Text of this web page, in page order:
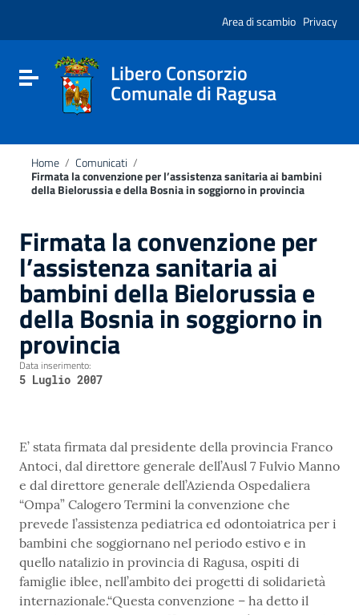
sito
include
Vai al footer
Area di scambio Privacy
Attiva / disattiva la navigazione
Libero Consorzio
Comunale di Ragusa
Home / Comunicati /
Firmata la convenzione per l’assistenza sanitaria ai bambini
della Bielorussia e della Bosnia in soggiorno in provincia
Firmata la convenzione per
l’assistenza sanitaria ai
bambini della Bielorussia e
della Bosnia in soggiorno in
provincia
Data inserimento:
5 Luglio 2007
E’ stata firmata dal presidente della provincia Franco
Antoci, dal direttore generale dell’Ausl 7 Fulvio Manno
e dal direttore generale dell’Azienda Ospedaliera
“Ompa” Calogero Termini la convenzione che
prevede l’assistenza pediatrica ed odontoiatrica per i
bambini che soggiornano nel periodo estivo e in
quello natalizio in provincia di Ragusa, ospiti di
famiglie iblee, nell’ambito dei progetti di solidarietà
internazionale.“Questa convenzione – ha detto il